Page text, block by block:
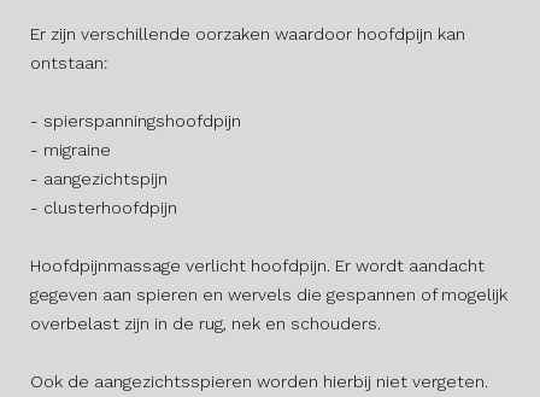
​Er zijn verschillende oorzaken waardoor hoofdpijn kan
ontstaan:
- spierspanningshoofdpijn
- migraine
- aangezichtspijn
- clusterhoofdpijn
Hoofdpijnmassage verlicht hoofdpijn. Er wordt aandacht
gegeven aan spieren en wervels die gespannen of mogelijk
overbelast zijn in de rug, nek en schouders.
Ook de aangezichtsspieren worden hierbij niet vergeten.